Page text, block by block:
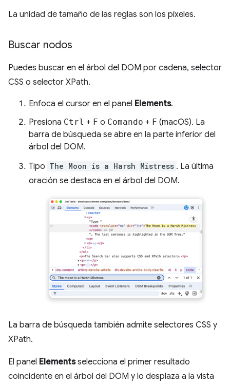
La unidad de tamaño de las reglas son los píxeles.
Buscar nodos
Puedes buscar en el árbol del DOM por cadena, selector
CSS o selector XPath.
Enfoca el cursor en el panel Elements.
Presiona Ctrl + F o Comando + F (macOS). La
barra de búsqueda se abre en la parte inferior del
árbol del DOM.
Tipo The Moon is a Harsh Mistress . La última
oración se destaca en el árbol del DOM.
La barra de búsqueda también admite selectores CSS y
XPath.
El panel Elementsselecciona el primer resultado
coincidente en el árbol del DOM y lo desplaza a la vista